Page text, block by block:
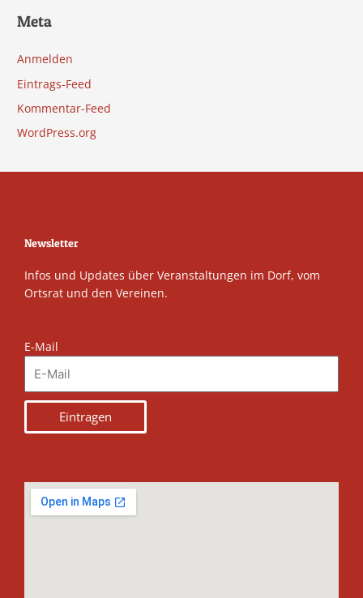
Meta
Anmelden
Eintrags-Feed
Kommentar-Feed
WordPress.org
Newsletter
Infos und Updates über Veranstaltungen im Dorf, vom
Ortsrat und den Vereinen.
E-Mail
Eintragen